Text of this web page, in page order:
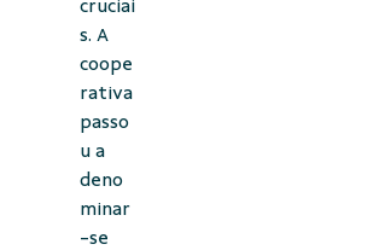
cruciai
s. A
coope
rativa
passo
u a
deno
minar
-se